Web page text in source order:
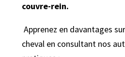
couvre-rein.
Apprenez en davantages
cheval en consultant nos